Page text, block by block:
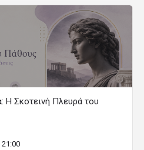
Σκοτεινή Πλευρά του
21:00